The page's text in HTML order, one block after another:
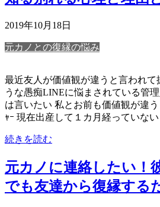
2019年10月18日
元カノとの復縁の悩み
最近友人が価値観が違うと言われて
うな愚痴LINEに悩まされている管
は言いたい 私とお前も価値観が違
ｬｰ 現在出産して１カ月経っていない
続きを読む
元カノに連絡したい！
でも友達から復縁する